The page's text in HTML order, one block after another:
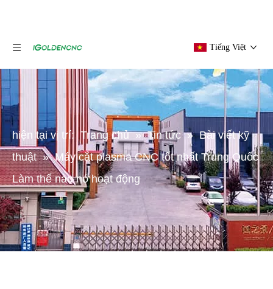
Tiếng Việt
hiện tại vị trí: Trang chủ » Tin tức » Bài viết kỹ
thuật » Máy cắt plasma CNC tốt nhất Trung Quốc
Làm thế nào nó hoạt động